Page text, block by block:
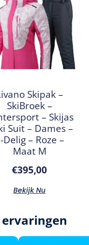
Skipak –
SkiBroek –
– Skijas
Suit – Dames –
Delig – Roze –
Maat M
€395,00
Bekijk Nu